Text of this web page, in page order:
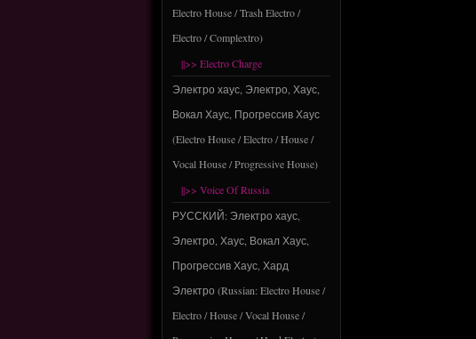
Electro House / Trash Electro /
Electro / Complextro)
||>> Electro Charge
Электро хаус, Электро, Хаус,
Вокал Хаус, Прогрессив Хаус
(Electro House / Electro / House /
Vocal House / Progressive House)
||>> Voice Of Russia
РУССКИЙ: Электро хаус,
Электро, Хаус, Вокал Хаус,
Прогрессив Хаус, Хард
Электро (Russian: Electro House /
Electro / House / Vocal House /